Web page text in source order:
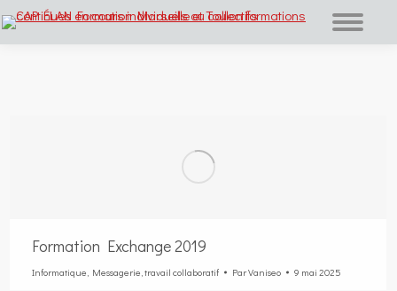
Formation Exchange 2019
Informatique, Messagerie,travail collaboratif ParVaniseo 9 mai 2025